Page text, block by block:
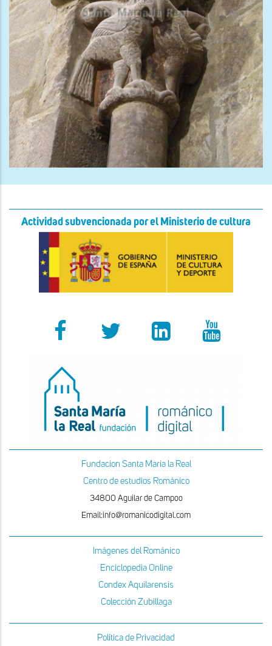
Actividad subvencionada por el Ministerio de cultura
Fundacion Santa Maria la Real
Centro de estudios Románico
34800 Aguilar de Campoo
Email:info@romanicodigital.com
Imágenes del Románico
Enciclopedia Online
Condex Aquilarensis
Colección Zubillaga
Política de Privacidad